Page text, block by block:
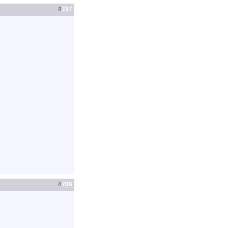
#287
#288